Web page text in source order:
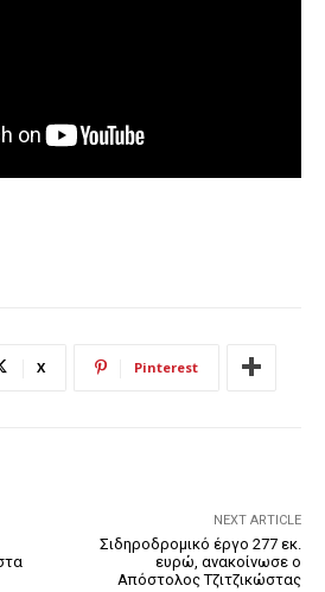
X Pinterest
NEXT ARTICLE
Σιδηροδρομικό έργο 277 εκ.
ευρώ, ανακοίνωσε ο
Απόστολος Τζιτζικώστας